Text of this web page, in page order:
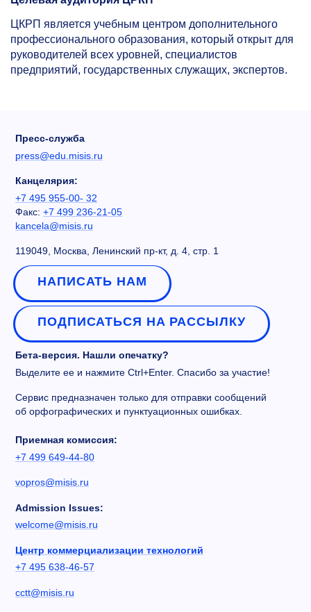
ЦКРП является учебным центром дополнительного
профессионального образования, который открыт для
руководителей всех уровней, специалистов
предприятий, государственных служащих, экспертов.
Пресс-служба
press@edu.misis.ru
Канцелярия:
+7 495 955-00- 32
Факс: +7 499 236-21-05
kancela@misis.ru
119049, Москва, Ленинский пр-кт, д. 4, стр. 1
НАПИСАТЬ НАМ
ПОДПИСАТЬСЯ НА РАССЫЛКУ
Бета-версия. Нашли опечатку?
Выделите ее и нажмите Ctrl+Enter. Спасибо за участие!
Сервис предназначен только для отправки сообщений
об орфографических и пунктуационных ошибках.
Приемная комиссия:
+7 499 649-44-80
vopros@misis.ru
Admission Issues:
welcome@misis.ru
Центр коммерциализации технологий
+7 495 638-46-57
cctt@misis.ru